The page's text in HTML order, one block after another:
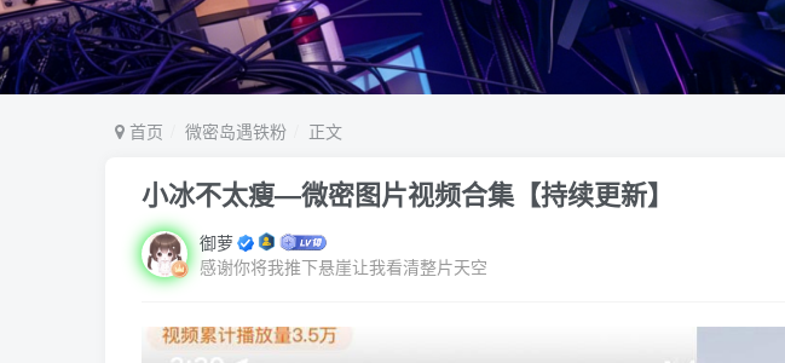
首页 微密岛遇铁粉 正文
小冰不太瘦—微密图片视频合集【持续更新】
御萝
感谢你将我推下悬崖让我看清整片天空